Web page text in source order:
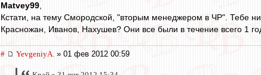
Matvey99
Кстати, на тему Смородской, "вторым менеджером в ЧР". Тебе
Красножан, Иванов, Нахушев? Они все были в течение всего 1
# YevgeniyA. » 01 фев 2012 00:59